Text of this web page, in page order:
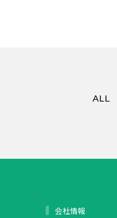
ALL
会社情報